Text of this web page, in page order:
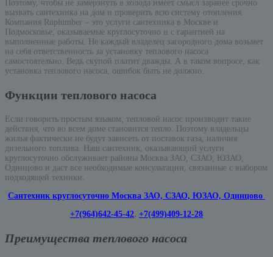
Поэтому, чтобы не замерзнуть в холода имеет смысл заранее срочно
вызвать сантехника на дом и проверить всю систему отопления.
Компания Ruplumber – это услуги сантехника в Москве и
Подмосковье, оказываемые круглосуточно и с гарантией на
выполненные работы. Не каждый владелец загородного дома возьмет
на себя ответственность за установку теплового насоса
самостоятельно. Ведь скупой платит дважды. А в таком вопросе, как
установка теплового насоса, ошибок быть не должно.
Функции теплового насоса
Если говорить простым языком, тепловой насос производит такие
действия, что во всем доме становится тепло. Поэтому владельцы
жилья фактически не будут зависеть от поставок газа, наличия
дизельного топлива. Наш сантехник, оказывающий услуги
круглосуточно обслуживает районы Москва ЗАО, СЗАО, ЮЗАО,
Одинцово и даст все необходимые консультации, связанные с выбором
подходящей техники.
Сантехник круглосуточно Москва ЗАО, СЗАО, ЮЗАО, Одинцово
+7(964)642-45-42, +7(499)409-12-28
Преимущества теплового насоса